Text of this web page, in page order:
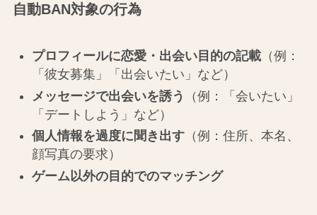
自動BAN対象の行為
プロフィールに恋愛・出会い目的の記載（例：
「彼女募集」「出会いたい」など）
メッセージで出会いを誘う
（例：「会いたい」
「デートしよう」など）
個人情報を過度に聞き出す（例：住所、本名、
顔写真の要求）
ゲーム以外の目的でのマッチング